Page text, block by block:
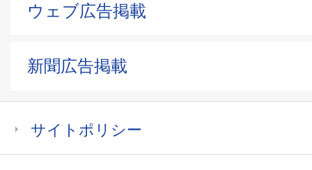
ウェブ広告掲載
新聞広告掲載
サイトポリシー